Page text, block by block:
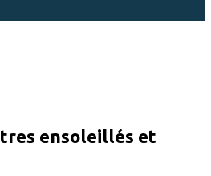
ensoleillés et